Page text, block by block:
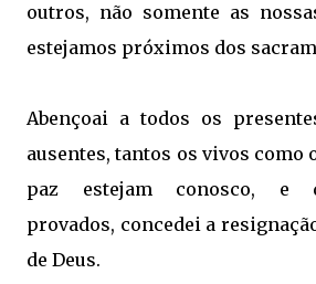
outros, não somente as
estejamos próximos dos
Abençoai a todos os
ausentes,tantos os vivos como
paz estejam conosco, e
provados, concedei a
de Deus.